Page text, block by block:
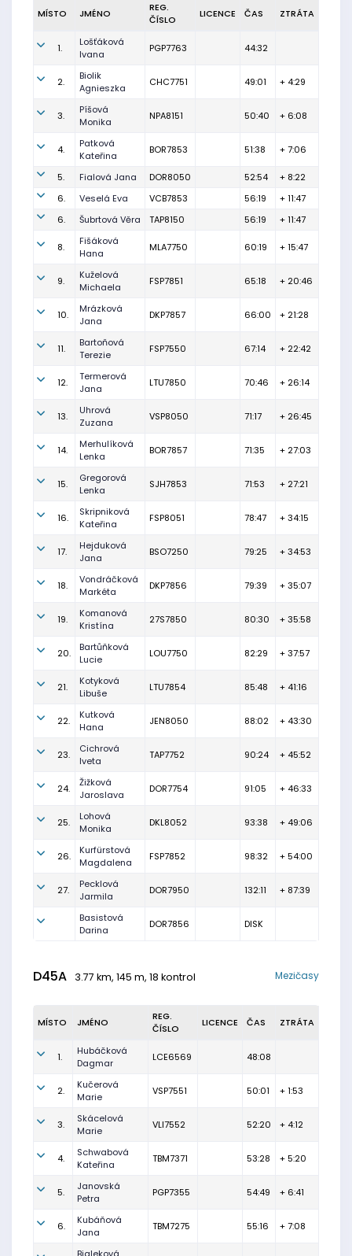
MÍSTO JMÉNO
REG.
ČÍSLO
LICENCE ČAS ZTRÁTA
1.
Lošťáková
Ivana
PGP7763 44:32
2.
Biolik
Agnieszka
CHC7751 49:01 + 4:29
3.
Píšová
Monika
NPA8151 50:40 + 6:08
4.
Patková
Kateřina
BOR7853 51:38 + 7:06
5. Fialová Jana DOR8050 52:54
+ 8:22
6.
Veselá Eva VCB7853 56:19
+ 11:47
6.
Šubrtová Věra TAP8150 56:19 + 11:47
8.
Fišáková
Hana
MLA7750 60:19 + 15:47
9.
Kuželová
Michaela
FSP7851 65:18 + 20:46
10.
Mrázková
Jana
DKP7857 66:00 + 21:28
11.
Bartoňová
Terezie
FSP7550 67:14 + 22:42
12.
Termerová
Jana
LTU7850 70:46 + 26:14
13.
Uhrová
Zuzana
VSP8050 71:17 + 26:45
14.
Merhulíková
Lenka
BOR7857 71:35 + 27:03
15.
Gregorová
Lenka
SJH7853 71:53 + 27:21
16.
Skripniková
Kateřina
FSP8051 78:47 + 34:15
17.
Hejduková
Jana
BSO7250 79:25 + 34:53
18.
Vondráčková
Markéta
DKP7856 79:39 + 35:07
19.
Komanová
Kristína
27S7850 80:30 + 35:58
20.
Bartůňková
Lucie
LOU7750 82:29 + 37:57
21.
Kotyková
Libuše
LTU7854 85:48 + 41:16
22.
Kutková
Hana
JEN8050 88:02 + 43:30
23.
Cichrová
Iveta
TAP7752 90:24 + 45:52
24.
Žižková
Jaroslava
DOR7754 91:05 + 46:33
25.
Lohová
Monika
DKL8052 93:38 + 49:06
26.
Kurfürstová
Magdalena
FSP7852 98:32 + 54:00
27.
Pecklová
Jarmila
DOR7950 132:11 + 87:39
Basistová
Darina
DOR7856 DISK
D45A 3.77 km, 145 m, 18 kontrol Mezičasy
MÍSTO JMÉNO
REG.
ČÍSLO
LICENCE ČAS ZTRÁTA
1.
Hubáčková
Dagmar
LCE6569 48:08
2.
Kučerová
Marie
VSP7551 50:01 + 1:53
3.
Skácelová
Marie
VLI7552 52:20 + 4:12
4.
Schwabová
Kateřina
TBM7371 53:28 + 5:20
5.
Janovská
Petra
PGP7355 54:49 + 6:41
6.
Kubáňová
Jana
TBM7275 55:16 + 7:08